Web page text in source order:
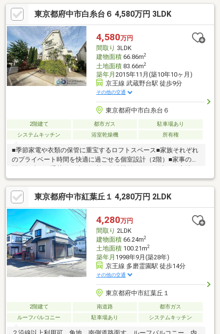
えも愛おしくなるような、世界に一つだけの住まいをデザイン。
◆食卓を彩る広々プライベート庭趣味の家庭菜園を楽しむもよ
し、ウッドデッキを作ってBBQもよし。土をいじり、季節の移ろ
いを感じる贅沢がここにはあります。◆利便施設が徒歩圏内に大
集結スーパー、ドラッグストア、コンビニが徒歩5分圏内。不便さ
を楽しまなくていい、美味しいとこ取りの古民家ライフが叶いま
す
東京都府中市白糸台６ 4,580万円 3LDK
4,580万円
間取り 3LDK
建物面積66.86m2
土地面積83.66m2
築年月 2015年11月(築10年10ヶ月)
京王線 武蔵野台駅 徒歩9分
その他の交通
東京都府中市白糸台６
2階建て 都市ガス
駐車場あり
システムキッチン
浴室乾燥機 所有権
■季節家電や衣類の保管に重宝するロフトスペース■家族それぞれ
のプライベート時間を快適に過ごせる個室設計（2階）■家事の時
く癒やす広々としたバスルーム■訪問者を室内のモニターで一目
で確認でき、防犯面でも安心のモニター付きインターホン■落ち
着いた街並みと公園や教育施設が身近に揃う子育て世帯におすす
めの住環境■府中の豊かな自然や味の素スタジアム等、レジャー
スポットも身近＝＝＝＝＝＝＝＝＝＝＝＝＝＝＝＝＝＝＝＝＝＝
＝＝【タカラレーベンリアルネット（タカラの仲介）】業界の実
績の多い信頼のおけるスタッフが対応いたします。
東京都府中市紅葉丘１ 4,280万円 2LDK
4,280万円
間取り 2LDK
建物面積66.24m2
土地面積100.21m2
築年月 1998年9月(築28年)
京王線 多磨霊園駅 徒歩14分
その他の交通
東京都府中市紅葉丘１
2階建て 南道路
都市ガス
ルーフバルコニー
駐車場あり システムキッチン
２沿線以上利用可、角地、南側道路面す、ルーフバルコニー、内